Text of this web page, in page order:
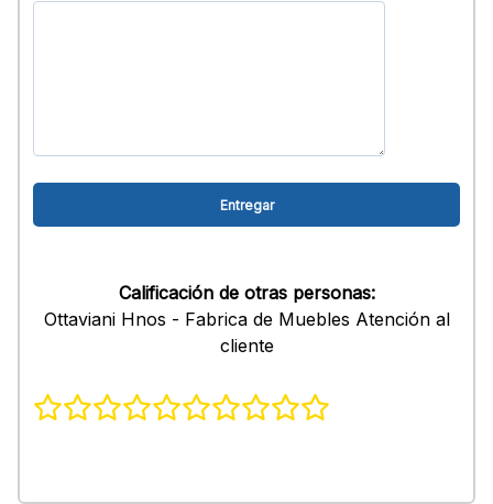
Calificación de otras personas:
Ottaviani Hnos - Fabrica de Muebles Atención al
cliente